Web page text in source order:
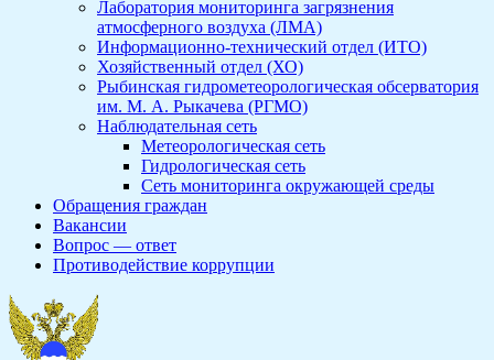
Лаборатория мониторинга загрязнения
атмосферного воздуха (ЛМА)
Информационно-технический отдел (ИТО)
Хозяйственный отдел (ХО)
Рыбинская гидрометеорологическая обсерватория
им. М. А. Рыкачева (РГМО)
Наблюдательная сеть
Метеорологическая сеть
Гидрологическая сеть
Сеть мониторинга окружающей среды
Обращения граждан
Вакансии
Вопрос — ответ
Противодействие коррупции